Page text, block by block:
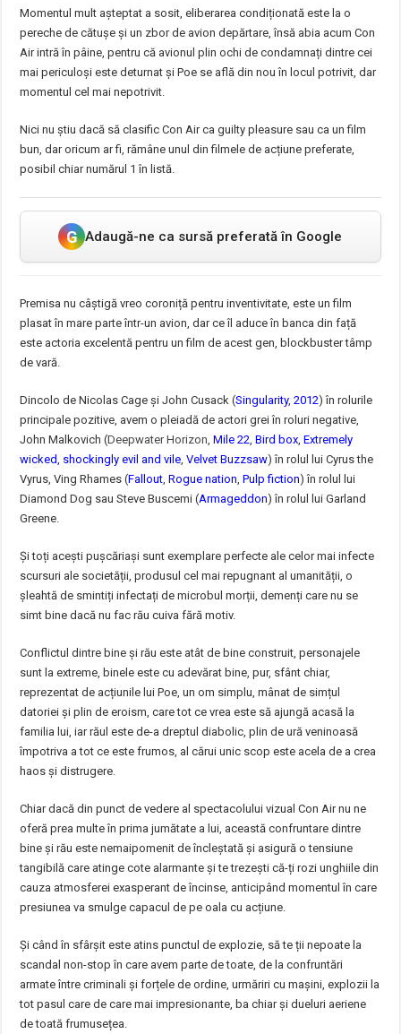
Momentul mult așteptat a sosit, eliberarea condiționată este la o
pereche de cătușe și un zbor de avion depărtare, însă abia acum Con
Air intră în pâine, pentru că avionul plin ochi de condamnați dintre cei
mai periculoși este deturnat și Poe se află din nou în locul potrivit, dar
momentul cel mai nepotrivit.
Nici nu știu dacă să clasific Con Air ca guilty pleasure sau ca un film
bun, dar oricum ar fi, rămâne unul din filmele de acțiune preferate,
posibil chiar numărul 1 în listă.
G Adaugă-ne ca sursă preferată în Google
Premisa nu câștigă vreo coroniță pentru inventivitate, este un film
plasat în mare parte într-un avion, dar ce îl aduce în banca din față
este actoria excelentă pentru un film de acest gen, blockbuster tâmp
de vară.
Dincolo de Nicolas Cage și John Cusack (Singularity,2012) în rolurile
principale pozitive, avem o pleiadă de actori grei în roluri negative,
John Malkovich (Deepwater Horizon,Mile 22,Bird box,Extremely
wicked, shockingly evil and vile,Velvet Buzzsaw) în rolul lui Cyrus the
Vyrus, Ving Rhames (Fallout,Rogue nation,Pulp fiction) în rolul lui
Diamond Dog sau Steve Buscemi (Armageddon) în rolul lui Garland
Greene.
Și toți acești pușcăriași sunt exemplare perfecte ale celor mai infecte
scursuri ale societății, produsul cel mai repugnant al umanității, o
șleahtă de smintiți infectați de microbul morții, demenți care nu se
simt bine dacă nu fac rău cuiva fără motiv.
Conflictul dintre bine și rău este atât de bine construit, personajele
sunt la extreme, binele este cu adevărat bine, pur, sfânt chiar,
reprezentat de acțiunile lui Poe, un om simplu, mânat de simțul
datoriei și plin de eroism, care tot ce vrea este să ajungă acasă la
familia lui, iar răul este de-a dreptul diabolic, plin de ură veninoasă
împotriva a tot ce este frumos, al cărui unic scop este acela de a crea
haos și distrugere.
Chiar dacă din punct de vedere al spectacolului vizual Con Air nu ne
oferă prea multe în prima jumătate a lui, această confruntare dintre
bine și rău este nemaipomenit de încleștată și asigură o tensiune
tangibilă care atinge cote alarmante și te trezești că-ți rozi unghiile din
cauza atmosferei exasperant de încinse, anticipând momentul în care
presiunea va smulge capacul de pe oala cu acțiune.
Și când în sfârșit este atins punctul de explozie, să te ții nepoate la
scandal non-stop în care avem parte de toate, de la confruntări
armate între criminali și forțele de ordine, urmăriri cu mașini, explozii la
tot pasul care de care mai impresionante, ba chiar și dueluri aeriene
de toată frumusețea.